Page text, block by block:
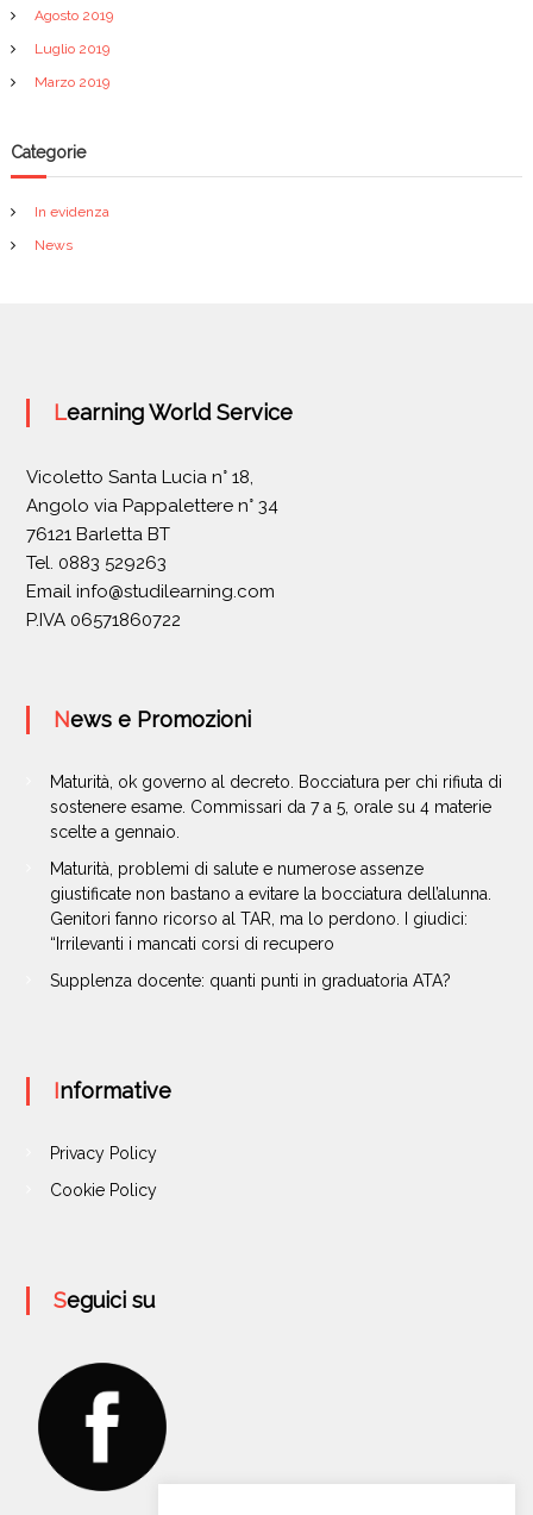
Agosto 2019
Luglio 2019
Marzo 2019
Categorie
In evidenza
News
Learning World Service
Vicoletto Santa Lucia n° 18,
Angolo via Pappalettere n° 34
76121 Barletta BT
Tel. 0883 529263
Email info@studilearning.com
P.IVA 06571860722
News e Promozioni
Maturità, ok governo al decreto. Bocciatura per chi rifiuta di
sostenere esame. Commissari da 7 a 5, orale su 4 materie
scelte a gennaio.
Maturità, problemi di salute e numerose assenze
giustificate non bastano a evitare la bocciatura dell’alunna.
Genitori fanno ricorso al TAR, ma lo perdono. I giudici:
“Irrilevanti i mancati corsi di recupero
Supplenza docente: quanti punti in graduatoria ATA?
Informative
Privacy Policy
Cookie Policy
Seguici su